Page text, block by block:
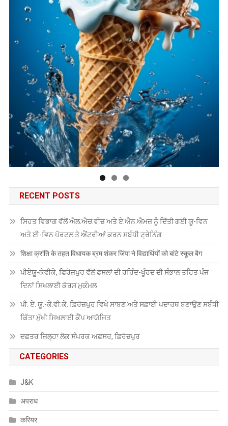
RECENT POSTS
ਸਿਹਤ ਵਿਭਾਗ ਵੱਲੋਂ ਐਲ.ਐਚ.ਵੀਜ਼ ਅਤੇ ਏ.ਐਨ.ਐਮਜ਼ ਨੂੰ ਦਿੱਤੀ ਗਈ ਯੂ-ਵਿਨ
ਅਤੇ ਈ-ਵਿਨ ਪੋਰਟਲ ਤੇ ਐਂਟਰੀਆਂ ਕਰਨ ਸਬੰਧੀ ਟ੍ਰੇਨਿੰਗ
शिक्षा क्रांति के तहत विधायक ब्रम शंकर जिंपा ने विद्यार्थियों को बांटे स्कूल बैग
ਪੀਏਯੂੑ-ਕੇਵੀਕੇ, ਫਿਰੋਜ਼ਪੁਰ ਵੱਲੋਂ ਫਸਲਾਂ ਦੀ ਰਹਿੰਦ-ਖੂੰਹਦ ਦੀ ਸੰਭਾਲ ਤਹਿਤ ਪੰਜ
ਦਿਨਾਂ ਸਿਖਲਾਈ ਕੋਰਸ ਮੁਕੰਮਲ
ਪੀ. ਏ. ਯੂ.-ਕੇ.ਵੀ.ਕੇ. ਫ਼ਿਰੋਜ਼ਪੁਰ ਵਿਖੇ ਸਾਬਣ ਅਤੇ ਸਫ਼ਾਈ ਪਦਾਰਥ ਬਣਾਉਣ ਸਬੰਧੀ
ਕਿੱਤਾ ਮੁੱਖੀ ਸਿਖਲਾਈ ਕੈਂਪ ਆਯੋਜਿਤ
ਦਫ਼ਤਰ ਜ਼ਿਲ੍ਹਾ ਲੋਕ ਸੰਪਰਕ ਅਫ਼ਸਰ, ਫ਼ਿਰੋਜ਼ਪੁਰ
CATEGORIES
J&K
अपराध
करियर